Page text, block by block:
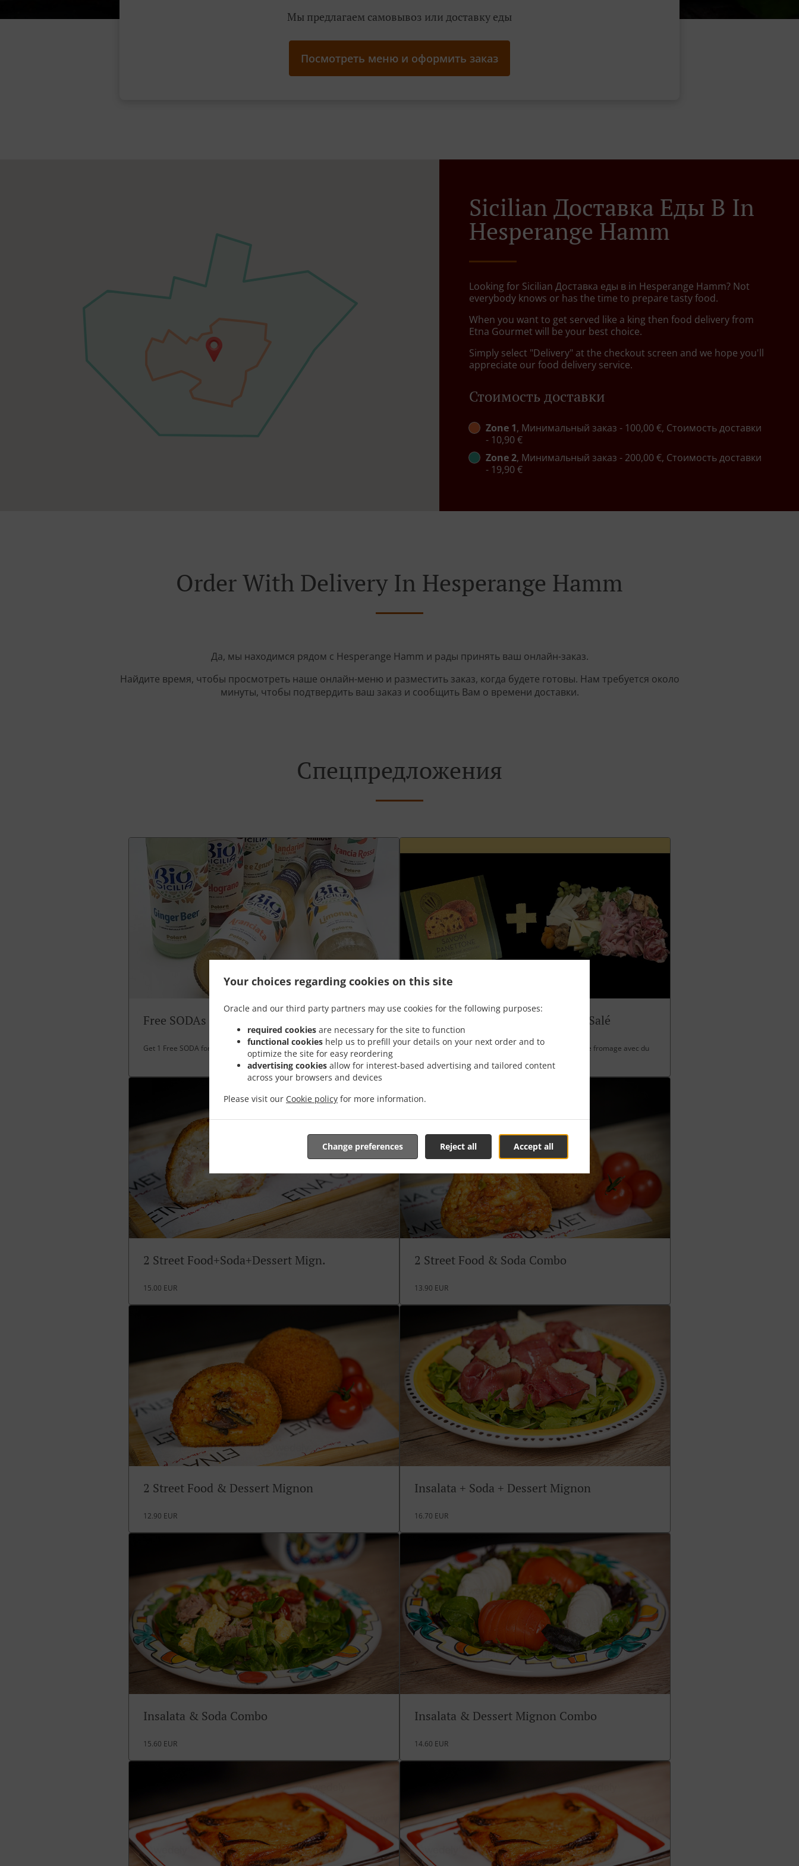
Your choices regarding cookies on this site
Oracle and our third party partners may use cookies for the following purposes:
required cookies are necessary for the site to function
functional cookies help us to prefill your details on your next order and to
optimize the site for easy reordering
advertising cookies allow for interest-based advertising and tailored content
across your browsers and devices
Please visit our Cookie policy for more information.
Accept all
Reject all
Change preferences
Мы предлагаем самовывоз или доставку еды
Посмотреть меню и оформить заказ
Sicilian Доставка Еды В In
Hesperange Hamm
Looking for Sicilian Доставка еды в in Hesperange Hamm? Not
everybody knows or has the time to prepare tasty food.
When you want to get served like a king then food delivery from
Etna Gourmet will be your best choice.
Simply select "Delivery" at the checkout screen and we hope you'll
appreciate our food delivery service.
Стоимость доставки
Zone 1, Минимальный заказ - 100,00 €, Стоимость доставки
- 10,90 €
Zone 2, Минимальный заказ - 200,00 €, Стоимость доставки
- 19,90 €
Order With Delivery In Hesperange Hamm
Да, мы находимся рядом с Hesperange Hamm и рады принять ваш онлайн-заказ.
Найдите время, чтобы просмотреть наше онлайн-меню и разместить заказ, когда будете готовы. Нам требуется около
минуты, чтобы подтвердить ваш заказ и сообщить Вам о времени доставки.
Спецпредложения
Free SODAs
Get 1 Free SODA for over 30 EUR spent
Plateau aperò Grand +Panettone Salé
Goûtez la meilleure combinaison de charcuterie et de fromage avec du
panettone salé à prix spécial
2 Street Food+Soda+Dessert Mign.
15.00 EUR
2 Street Food & Soda Combo
13.90 EUR
2 Street Food & Dessert Mignon
12.90 EUR
Insalata + Soda + Dessert Mignon
16.70 EUR
Insalata & Soda Combo
15.60 EUR
Insalata & Dessert Mignon Combo
14.60 EUR